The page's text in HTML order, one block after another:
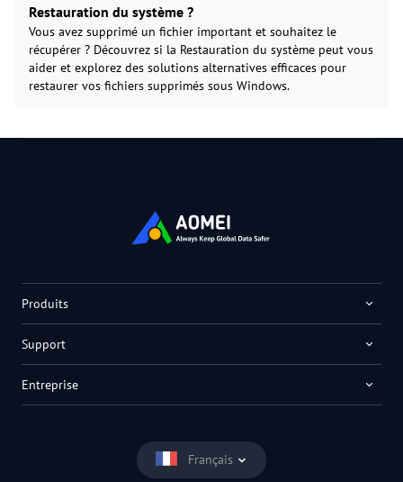
Restauration du système ?
Vous avez supprimé un fichier important et souhaitez le
récupérer ? Découvrez si la Restauration du système peut vous
aider et explorez des solutions alternatives efficaces pour
restaurer vos fichiers supprimés sous Windows.
Français
Produits
Support
Entreprise